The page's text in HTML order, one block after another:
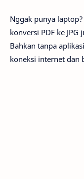
Nggak punya
konversi PDF ke
Bahkan tanpa
koneksi internet